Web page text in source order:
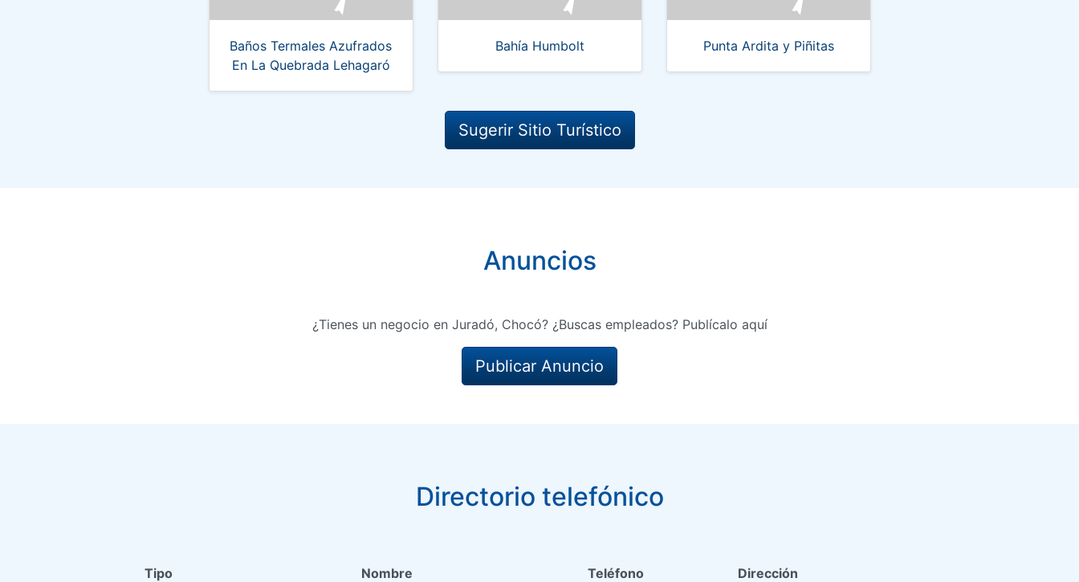
Baños Termales Azufrados
En La Quebrada Lehagaró
Bahía Humbolt Punta Ardita y Piñitas
Sugerir Sitio Turístico
Anuncios
¿Tienes un negocio en Juradó, Chocó? ¿Buscas empleados? Publícalo aquí
Publicar Anuncio
Directorio telefónico
Tipo Nombre Teléfono Dirección